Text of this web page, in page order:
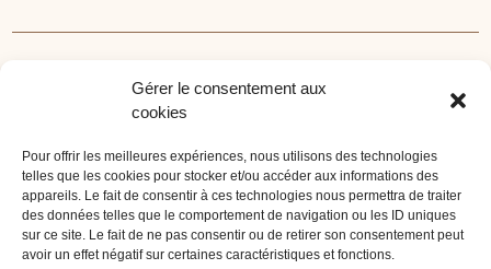
Gérer le consentement aux
cookies
Pour offrir les meilleures expériences, nous utilisons des technologies
telles que les cookies pour stocker et/ou accéder aux informations des
appareils. Le fait de consentir à ces technologies nous permettra de traiter
des données telles que le comportement de navigation ou les ID uniques
sur ce site. Le fait de ne pas consentir ou de retirer son consentement peut
avoir un effet négatif sur certaines caractéristiques et fonctions.
1lieu1salle est spécialisé dans la recherche de lieux
événements d'entreprise. 1lieu1salle recherche
gratuitement pour vous, votre lieu de séminaire idéal :
château, domaine, hôtel, lieu atypique et dans
l'environnement que vous souhaitez, en ville, au vert, au
bord d'un lac ou de la mer.